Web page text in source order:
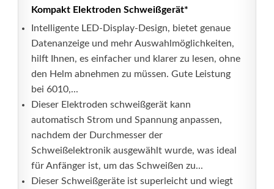
Kompakt Elektroden Schweißgerät*
Intelligente LED-Display-Design, bietet genaue
Datenanzeige und mehr Auswahlmöglichkeiten,
hilft Ihnen, es einfacher und klarer zu lesen, ohne
den Helm abnehmen zu müssen. Gute Leistung
bei 6010,...
Dieser Elektroden schweißgerät kann
automatisch Strom und Spannung anpassen,
nachdem der Durchmesser der
Schweißelektronik ausgewählt wurde, was ideal
für Anfänger ist, um das Schweißen zu...
Dieser Schweißgeräte ist superleicht und wiegt